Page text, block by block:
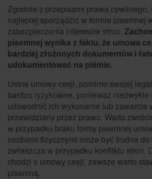
Zgodnie z przepisami prawa cywilnego,
najlepiej sporządzić w formie pisemnej
zabezpieczenia interesów stron.
pisemnej wynika z faktu, że umowa
bardziej złożonych dokumentów i
udokumentować na piśmie.
Ustne umowy cesji, pomimo swojej
bardzo ryzykowne, ponieważ niezwykle
udowodnić ich wykonanie lub zawarcie
przewidziany przez prawo. Warto
w przypadku braku formy pisemnej
osobami fizycznymi może być trudna
zwłaszcza w przypadku konfliktu stron.
chodzi o umowy cesji, zawsze warto
pisemną.